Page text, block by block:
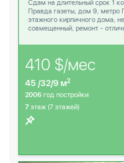
Сдам на длительный срок 1
Правда газеты, дом 9,
этажного кирпичного дома,
совмещенный, ремонт -
410 $/мес
45 /32/9 м2
2006 год постройки
7 этаж (7 этажей)